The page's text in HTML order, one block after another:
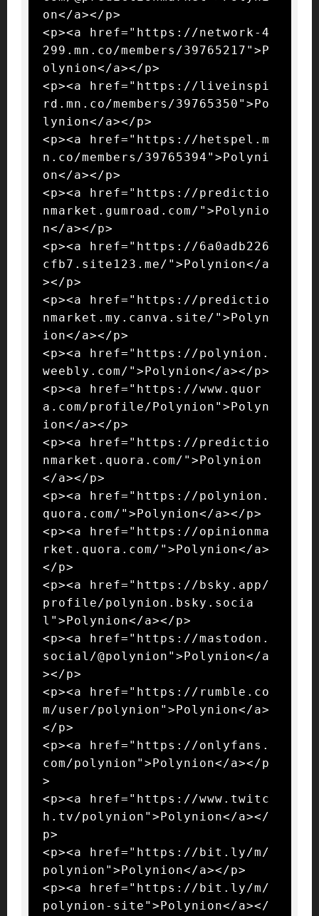
on</a></p>
<p><a href="https://network-4
299.mn.co/members/39765217">P
olynion</a></p>
<p><a href="https://liveinspi
rd.mn.co/members/39765350">Po
lynion</a></p>
<p><a href="https://hetspel.m
n.co/members/39765394">Polyni
on</a></p>
<p><a href="https://predictio
nmarket.gumroad.com/">Polynio
n</a></p>
<p><a href="https://6a0adb226
cfb7.site123.me/">Polynion</a
></p>
<p><a href="https://predictio
nmarket.my.canva.site/">Polyn
ion</a></p>
<p><a href="https://polynion.
weebly.com/">Polynion</a></p>
<p><a href="https://www.quor
a.com/profile/Polynion">Polyn
ion</a></p>
<p><a href="https://predictio
nmarket.quora.com/">Polynion
</a></p>
<p><a href="https://polynion.
quora.com/">Polynion</a></p>
<p><a href="https://opinionma
rket.quora.com/">Polynion</a>
</p>
<p><a href="https://bsky.app/
profile/polynion.bsky.socia
l">Polynion</a></p>
<p><a href="https://mastodon.
social/@polynion">Polynion</a
></p>
<p><a href="https://rumble.co
m/user/polynion">Polynion</a>
</p>
<p><a href="https://onlyfans.
com/polynion">Polynion</a></p
>
<p><a href="https://www.twitc
h.tv/polynion">Polynion</a></
p>
<p><a href="https://bit.ly/m/
polynion">Polynion</a></p>
<p><a href="https://bit.ly/m/
polynion-site">Polynion</a></